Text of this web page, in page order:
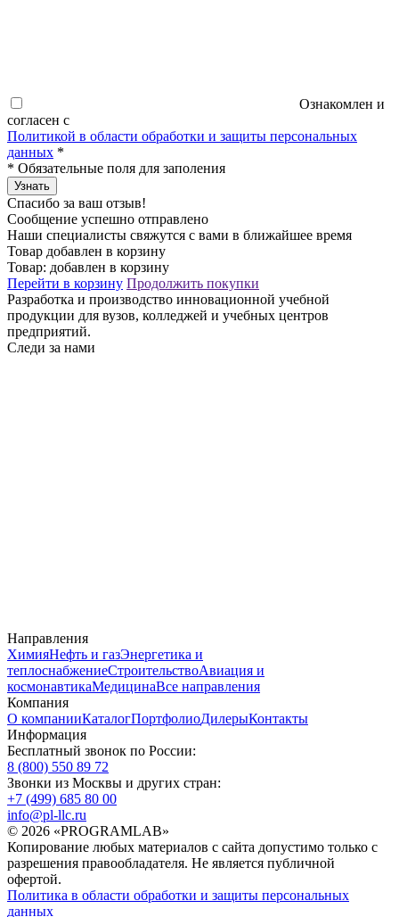
Ознакомлен и
согласен с
Политикой в области обработки и защиты персональных
данных *
* Обязательные поля для заполения
Узнать
Спасибо за ваш отзыв!
Сообщение успешно отправлено
Наши специалисты свяжутся с вами в ближайшее время
Товар добавлен в корзину
Товар: добавлен в корзину
Перейти в корзину Продолжить покупки
Разработка и производство инновационной учебной
продукции для вузов, колледжей и учебных центров
предприятий.
Следи за нами
Направления
ХимияНефть и газЭнергетика и
теплоснабжениеСтроительствоАвиация и
космонавтикаМедицинаВсе направления
Компания
О компанииКаталогПортфолиоДилерыКонтакты
Информация
Бесплатный звонок по России:
8 (800) 550 89 72
Звонки из Москвы и других стран:
+7 (499) 685 80 00
info@pl-llc.ru
© 2026 «PROGRAMLAB»
Копирование любых материалов с сайта допустимо только с
разрешения правообладателя. Не является публичной
офертой.
Политика в области обработки и защиты персональных
данных